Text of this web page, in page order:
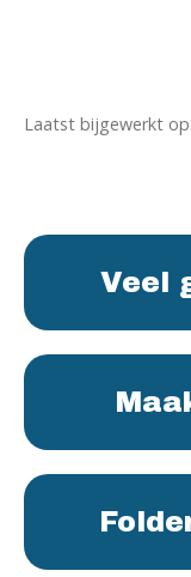
Laatst bijgewerkt
Veel